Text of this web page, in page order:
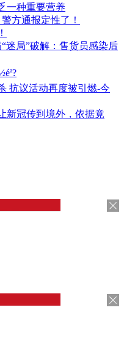
一种重要营养
方通报定性了！
迷局”破解：售货员感染后
抗议活动再度被引燃-今
新冠传到境外，依据竟